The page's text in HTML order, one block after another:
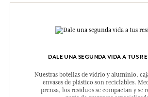
DALE UNA SEGUNDA VIDA A TUS
Nuestras botellas de vidrio y aluminio,
envases de plástico son reciclables.
prensa, los residuos se compactan y se